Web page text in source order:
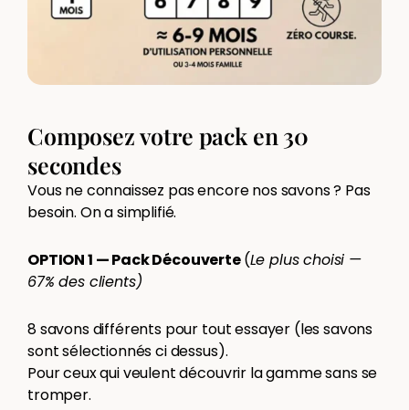
Composez votre pack en 30
secondes
Vous ne connaissez pas encore nos savons ? Pas
besoin. On a simplifié.
OPTION 1 — Pack Découverte(Le plus choisi —
67% des clients)
8 savons différents pour tout essayer (les savons
sont sélectionnés ci dessus).
Pour ceux qui veulent découvrir la gamme sans se
tromper.